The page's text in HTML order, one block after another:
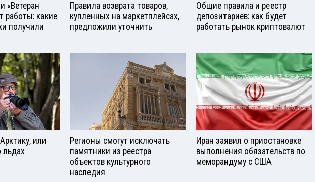
«Ветеран
работы: какие
получили
Правила возврата товаров,
купленных на маркетплейсах,
предложили уточнить
Общие правила и реестр
депозитариев: как будет
работать рынок криптовалют
или
льдах
Регионы смогут исключать
памятники из реестра
объектов культурного
наследия
Иран заявил о приостановке
выполнения обязательств по
меморандуму с США